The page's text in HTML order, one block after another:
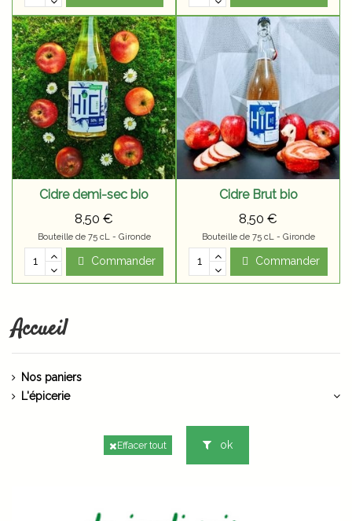
Cidre demi-sec bio
8,50 €
Bouteille de 75 cL - Gironde
Commander
Cidre Brut bio
8,50 €
Bouteille de 75 cL - Gironde
Commander
Accueil
Nos paniers
L'épicerie
Effacer tout ok